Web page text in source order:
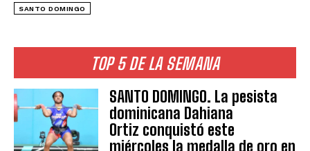
TOP 5 DE LA SEMANA
SANTO DOMINGO. La pesista
dominicana Dahiana
Ortiz conquistó este
miércoles la medalla de oro en
SANTO DOMINGO